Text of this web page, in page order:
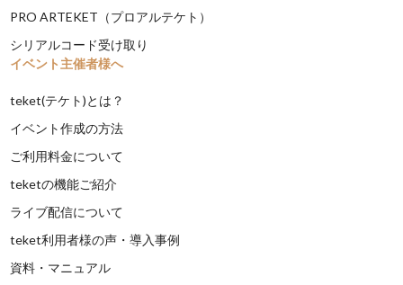
PRO ARTEKET（プロアルテケト）
シリアルコード受け取り
イベント主催者様へ
teket(テケト)とは？
イベント作成の方法
ご利用料金について
teketの機能ご紹介
ライブ配信について
teket利用者様の声・導入事例
資料・マニュアル